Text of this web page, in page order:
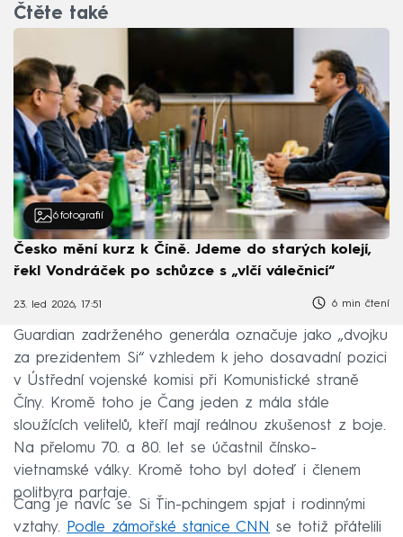
Čtěte také
6 fotografií
Česko mění kurz k Číně. Jdeme do starých kolejí,
řekl Vondráček po schůzce s „vlčí válečnicí“
23. led 2026, 17:51 6 min čtení
Guardian zadrženého generála označuje jako „dvojku
za prezidentem Si“ vzhledem k jeho dosavadní pozici
v Ústřední vojenské komisi při Komunistické straně
Číny. Kromě toho je Čang jeden z mála stále
sloužících velitelů, kteří mají reálnou zkušenost z boje.
Na přelomu 70. a 80. let se účastnil čínsko-
vietnamské války. Kromě toho byl doteď i členem
politbyra partaje.
Čang je navíc se Si Ťin-pchingem spjat i rodinnými
vztahy. Podle zámořské stanice CNN se totiž přátelili